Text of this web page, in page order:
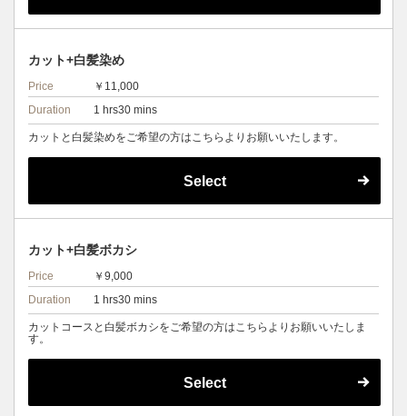
カット+白髪染め
Price
￥11,000
Duration
1 hrs30 mins
カットと白髪染めをご希望の方はこちらよりお願いいたします。
Select
カット+白髪ボカシ
Price
￥9,000
Duration
1 hrs30 mins
カットコースと白髪ボカシをご希望の方はこちらよりお願いいたしま
す。
Select